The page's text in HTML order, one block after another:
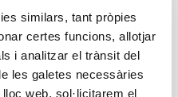
similars, tant pròpies
certes funcions, allotjar
i analitzar el trànsit del
les galetes necessàries
web, sol·licitarem el
als
per a la